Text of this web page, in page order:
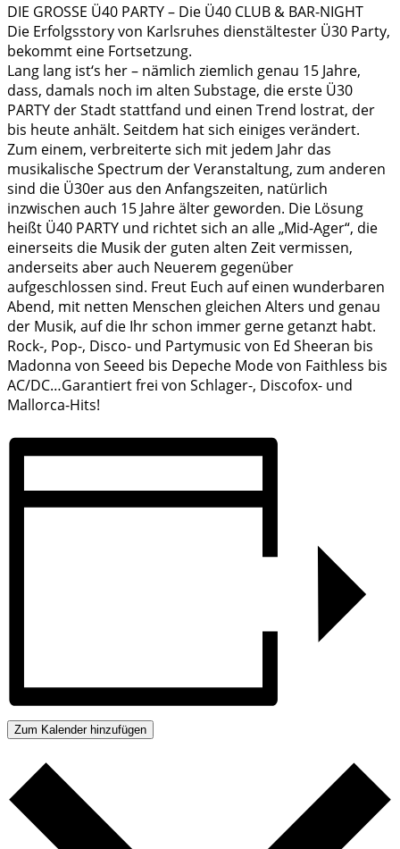
DIE GROSSE Ü40 PARTY – Die Ü40 CLUB & BAR-NIGHT
Die Erfolgsstory von Karlsruhes dienstältester Ü30 Party,
bekommt eine Fortsetzung.
Lang lang ist‘s her – nämlich ziemlich genau 15 Jahre,
dass, damals noch im alten Substage, die erste Ü30
PARTY der Stadt stattfand und einen Trend lostrat, der
bis heute anhält. Seitdem hat sich einiges verändert.
Zum einem, verbreiterte sich mit jedem Jahr das
musikalische Spectrum der Veranstaltung, zum anderen
sind die Ü30er aus den Anfangszeiten, natürlich
inzwischen auch 15 Jahre älter geworden. Die Lösung
heißt Ü40 PARTY und richtet sich an alle „Mid-Ager“, die
einerseits die Musik der guten alten Zeit vermissen,
anderseits aber auch Neuerem gegenüber
aufgeschlossen sind. Freut Euch auf einen wunderbaren
Abend, mit netten Menschen gleichen Alters und genau
der Musik, auf die Ihr schon immer gerne getanzt habt.
Rock-, Pop-, Disco- und Partymusic von Ed Sheeran bis
Madonna von Seeed bis Depeche Mode von Faithless bis
AC/DC…Garantiert frei von Schlager-, Discofox- und
Mallorca-Hits!
Zum Kalender hinzufügen